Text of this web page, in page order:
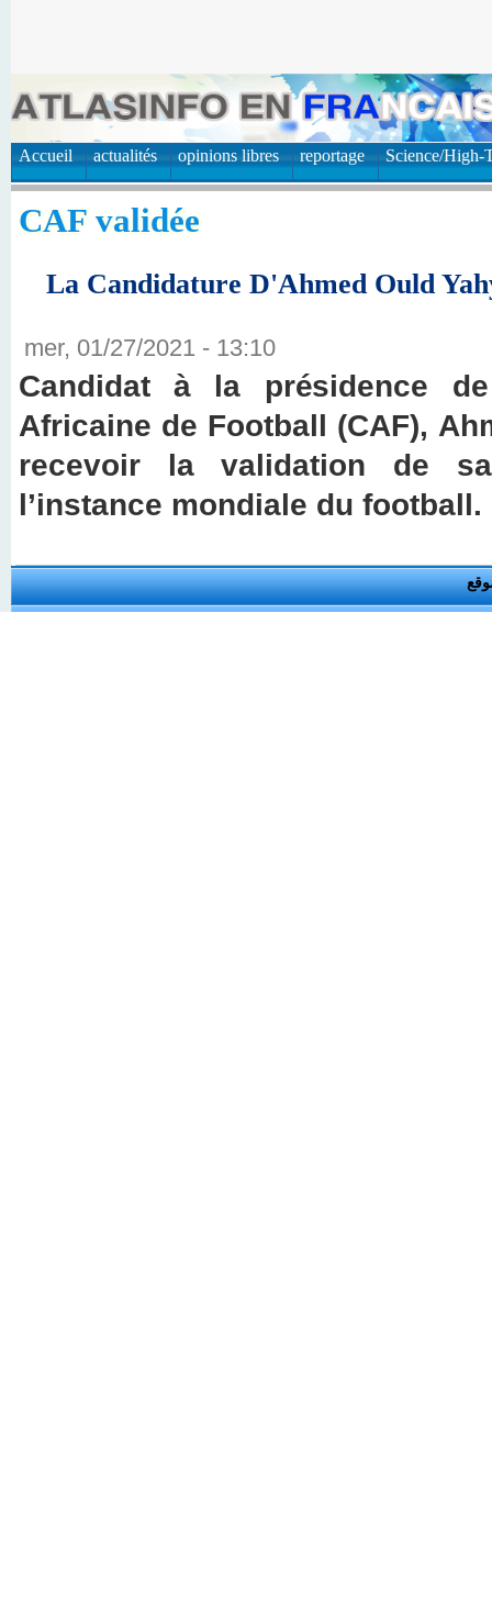
Accueil actualités opinions libres reportage Science/High-
CAF validée
La Candidature D'Ahmed Ould
mer, 01/27/2021 - 13:10
Candidat à la présidence
Africaine de Football (CAF),
recevoir la validation de
l’instance mondiale du football.